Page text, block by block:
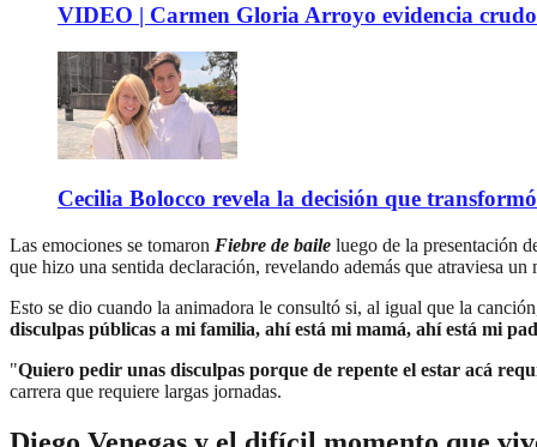
VIDEO | Carmen Gloria Arroyo evidencia
Cecilia Bolocco revela la decisión que
Las emociones se tomaron Fiebre de baile luego de la presentación
que hizo una sentida declaración, revelando además que atraviesa
Esto se dio cuando la animadora le consultó si, al igual que la
disculpas públicas a mi familia, ahí está mi mamá, ahí está mi
"Quiero pedir unas disculpas porque de repente el estar acá
carrera que requiere largas jornadas.